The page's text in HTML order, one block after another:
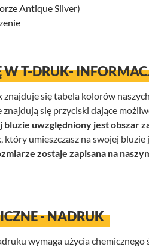
Antique Silver)
W T-DRUK-
się tabela kolorów
się przyciski dające
bluzie uwzględniony jest obszar
który umieszczasz na swojej
zostaje zapisana na
- NADRUK
wymaga użycia